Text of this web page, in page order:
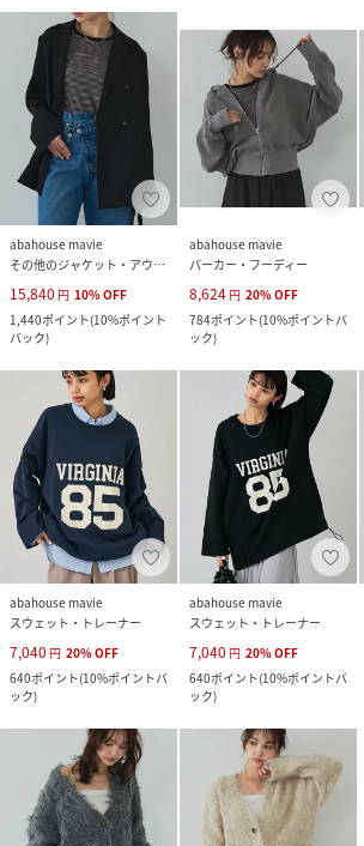
abahouse mavie
その他のジャケット・アウター
15,840 円 10%OFF
1,440ポイント(10%ポイント
バック)
abahouse mavie
パーカー・フーディー
8,624 円 20%OFF
784ポイント(10%ポイントバ
ック)
abahouse mavie
スウェット・トレーナー
7,040 円 20%OFF
640ポイント(10%ポイントバ
ック)
abahouse mavie
スウェット・トレーナー
7,040 円 20%OFF
640ポイント(10%ポイントバ
ック)